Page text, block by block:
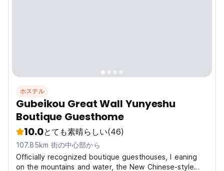
ホステル
Gubeikou Great Wall Yunyeshu
Boutique Guesthome
10.0とても素晴らしい(46)
107.85km 街の中心部から
Officially recognized boutique guesthouses, l eaning
on the mountains and water, the New Chinese-style